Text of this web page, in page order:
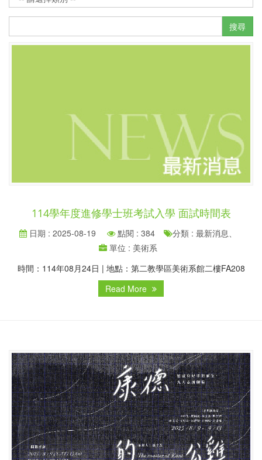
搜尋
114學年度進修學士班考試入學 面試時間表
日期 : 2025-08-19 點閱 : 384
分類 : 最新消息、
單位 : 美術系
時間：114年08月24日 | 地點：第二教學區美術系館二樓FA208
Read More